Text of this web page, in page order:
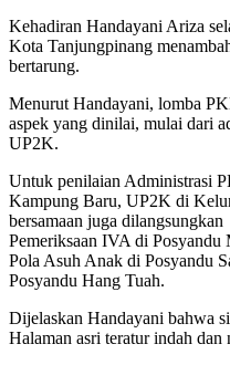
Kehadiran Handayani Ariza
Kota Tanjungpinang
bertarung.
Menurut Handayani, lomba
aspek yang dinilai, mulai dari
UP2K.
Untuk penilaian Administrasi
Kampung Baru, UP2K di
bersamaan juga dilangsungkan
Pemeriksaan IVA di
Pola Asuh Anak di Posyandu
Posyandu Hang Tuah.
Dijelaskan Handayani bahwa
Halaman asri teratur indah dan